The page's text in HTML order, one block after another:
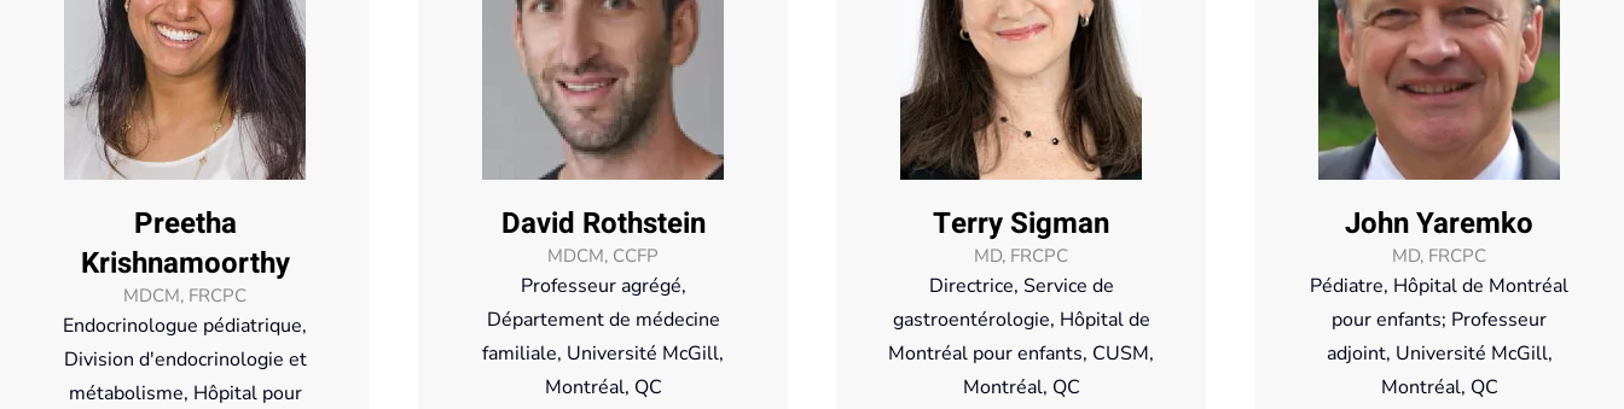
Preetha
Krishnamoorthy
MDCM, FRCPC
Endocrinologue pédiatrique,
Division d'endocrinologie et
métabolisme, Hôpital pour
David Rothstein
MDCM, CCFP
Professeur agrégé,
Département de médecine
familiale, Université McGill,
Montréal, QC
Terry Sigman
MD, FRCPC
Directrice, Service de
gastroentérologie, Hôpital de
Montréal pour enfants, CUSM,
Montréal, QC
John Yaremko
MD, FRCPC
Pédiatre, Hôpital de Montréal
pour enfants; Professeur
adjoint, Université McGill,
Montréal, QC